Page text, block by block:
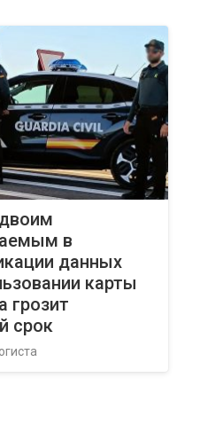
в
данных
карты
грозит
срок